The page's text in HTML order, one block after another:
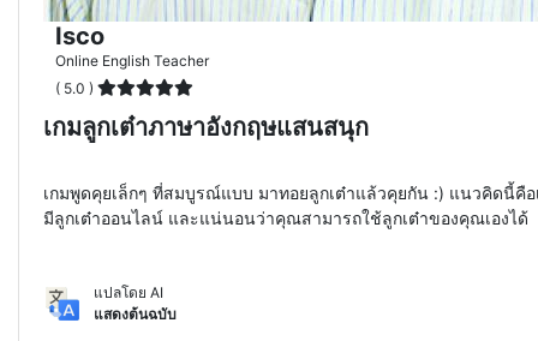
Isco
Online English Teacher
( 5.0 )
เกมลูกเต๋าภาษาอังกฤษแสนสนุก
เกมพูดคุยเล็กๆ ที่สมบูรณ์แบบ มาทอยลูกเต๋าแล้วคุยกัน :) แนวคิดนี้คื
มีลูกเต๋าออนไลน์ และแน่นอนว่าคุณสามารถใช้ลูกเต๋าของคุณเองได้
แปลโดย AI
แสดงต้นฉบับ